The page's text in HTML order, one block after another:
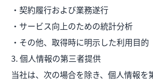
・契約履行および業務遂行
・サービス向上のための統計分析
・その他、取得時に明示した利用目的
3. 個人情報の第三者提供
当社は、次の場合を除き、個人情報を